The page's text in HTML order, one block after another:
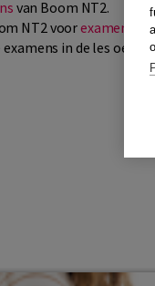
van Boom NT2.
NT2 voor
in de les